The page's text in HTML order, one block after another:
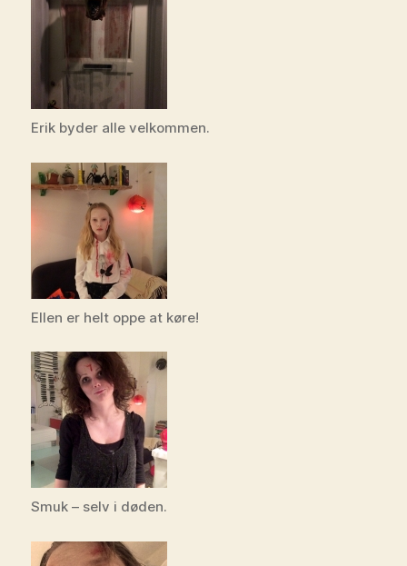
Erik byder alle velkommen.
Ellen er helt oppe at køre!
Smuk – selv i døden.